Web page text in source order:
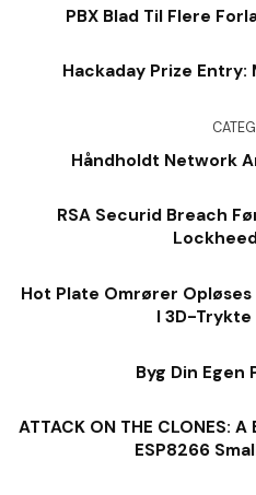
PBX Blad Til Flere
Hackaday Prize Entry:
Håndholdt Network
RSA Securid Breach
Hot Plate Omrører
I 3D-
Byg Din Egen
ATTACK ON THE CLONES:
ESP8266